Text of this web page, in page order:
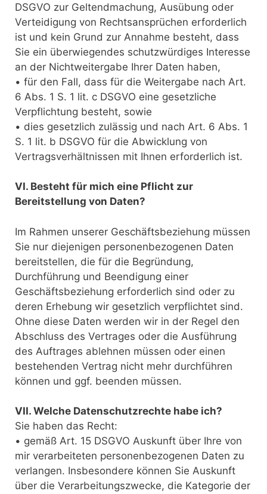
DSGVO zur Geltendmachung, Ausübung oder
Verteidigung von Rechtsansprüchen erforderlich
ist und kein Grund zur Annahme besteht, dass
Sie ein überwiegendes schutzwürdiges Interesse
an der Nichtweitergabe Ihrer Daten haben,
• für den Fall, dass für die Weitergabe nach Art.
6 Abs. 1 S. 1 lit. c DSGVO eine gesetzliche
Verpflichtung besteht, sowie
• dies gesetzlich zulässig und nach Art. 6 Abs. 1
S. 1 lit. b DSGVO für die Abwicklung von
Vertragsverhältnissen mit Ihnen erforderlich ist.
VI. Besteht für mich eine Pflicht zur
Bereitstellung von Daten?
Im Rahmen unserer Geschäftsbeziehung müssen
Sie nur diejenigen personenbezogenen Daten
bereitstellen, die für die Begründung,
Durchführung und Beendigung einer
Geschäftsbeziehung erforderlich sind oder zu
deren Erhebung wir gesetzlich verpflichtet sind.
Ohne diese Daten werden wir in der Regel den
Abschluss des Vertrages oder die Ausführung
des Auftrages ablehnen müssen oder einen
bestehenden Vertrag nicht mehr durchführen
können und ggf. beenden müssen.
VII. Welche Datenschutzrechte habe ich?
Sie haben das Recht:
• gemäß Art. 15 DSGVO Auskunft über Ihre von
mir verarbeiteten personenbezogenen Daten zu
verlangen. Insbesondere können Sie Auskunft
über die Verarbeitungszwecke, die Kategorie der